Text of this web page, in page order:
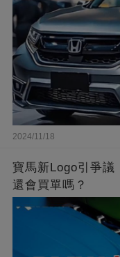
2024/11/18
寶馬新Logo引爭議
還會買單嗎？